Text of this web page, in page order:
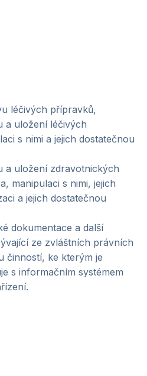
léčivých přípravků,
a uložení léčivých
s nimi a jejich dostatečnou
a uložení zdravotnických
manipulaci s nimi, jejich
a jejich dostatečnou
dokumentace a další
ze zvláštních právních
činností, ke kterým je
s informačním systémem